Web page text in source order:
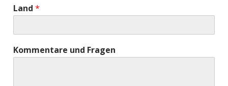
Land *
Kommentare und Fragen